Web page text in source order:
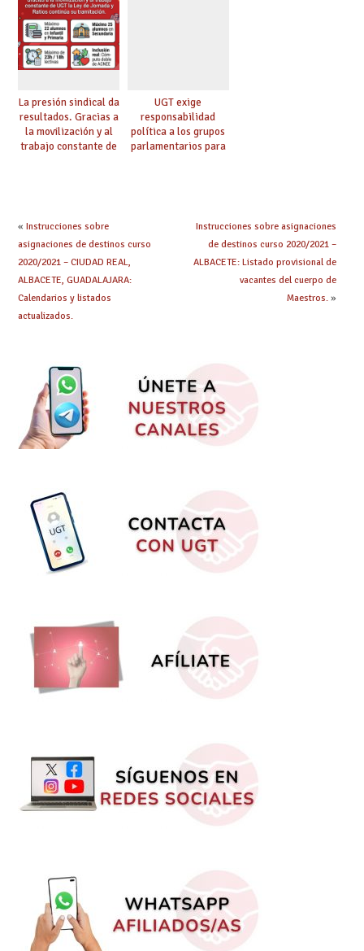
etapas
La presión sindical da
resultados. Gracias a
la movilización y al
trabajo constante de
UGT exige
responsabilidad
política a los grupos
parlamentarios para
« Instrucciones sobre
asignaciones de destinos curso
2020/2021 – CIUDAD REAL,
ALBACETE, GUADALAJARA:
Calendarios y listados
actualizados.
Instrucciones sobre asignaciones
de destinos curso 2020/2021 –
ALBACETE: Listado provisional de
vacantes del cuerpo de
Maestros.»